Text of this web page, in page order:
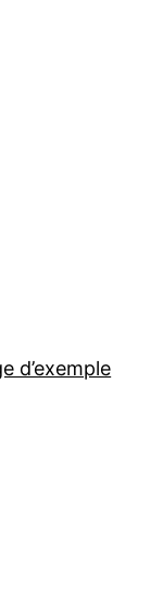
d’exemple